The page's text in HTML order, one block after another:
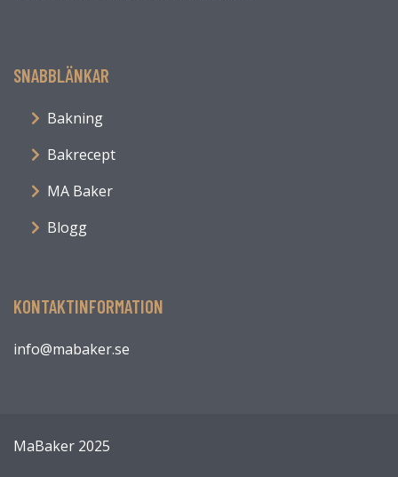
SNABBLÄNKAR
Bakning
Bakrecept
MA Baker
Blogg
KONTAKTINFORMATION
info@mabaker.se
MaBaker 2025